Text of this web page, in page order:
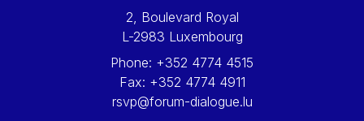
Yossi Beillin
Yves Mersch
2, Boulevard Royal
L-2983 Luxembourg
Phone: +352 4774 4515
Fax: +352 4774 4911
rsvp@forum-dialogue.lu